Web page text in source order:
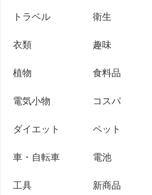
トラベル 衛生
衣類 趣味
植物 食料品
電気小物 コスパ
ダイエット ペット
車・自転車 電池
工具 新商品